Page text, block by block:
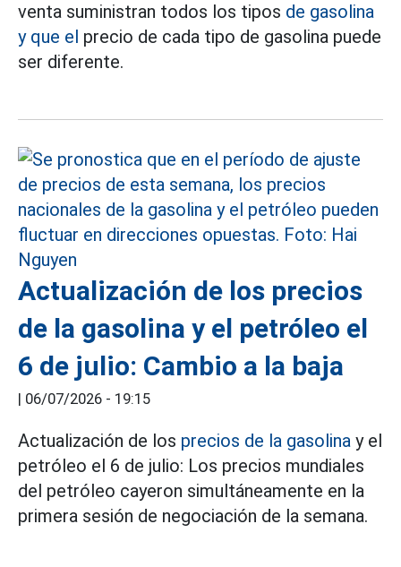
venta suministran todos los tipos de gasolina
y que el precio de cada tipo de gasolina puede
ser diferente.
Actualización de los precios
de la gasolina y el petróleo el
6 de julio: Cambio a la baja
| 06/07/2026 - 19:15
Actualización de los precios de la gasolina y el
petróleo el 6 de julio: Los precios mundiales
del petróleo cayeron simultáneamente en la
primera sesión de negociación de la semana.